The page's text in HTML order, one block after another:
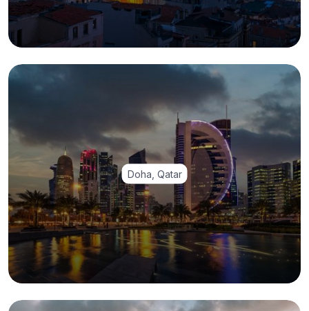
Doha, Qatar